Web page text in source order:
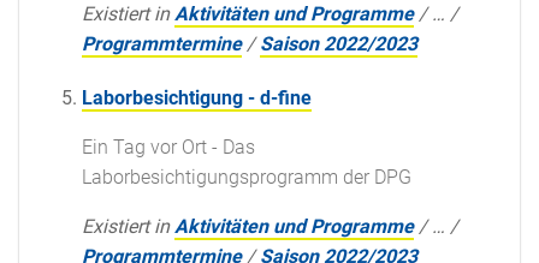
Existiert in Aktivitäten und Programme /… /
Programmtermine /Saison 2022/2023
Laborbesichtigung - d-fine
Ein Tag vor Ort - Das
Laborbesichtigungsprogramm der DPG
Existiert in Aktivitäten und Programme /… /
Programmtermine /Saison 2022/2023